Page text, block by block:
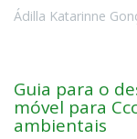
Ádilla Katarinne
Guia para o
móvel para
ambientais